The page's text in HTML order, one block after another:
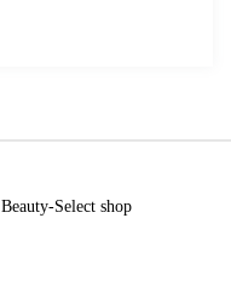
Beauty-Select shop